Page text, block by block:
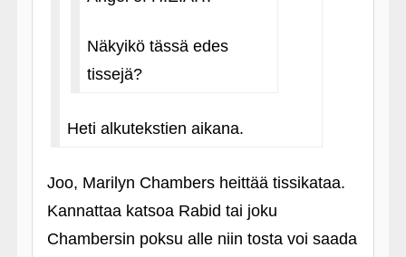
Näkyikö tässä edes
tissejä?
Heti alkutekstien aikana.
Joo, Marilyn Chambers heittää tissikataa.
Kannattaa katsoa Rabid tai joku
Chambersin poksu alle niin tosta voi saada